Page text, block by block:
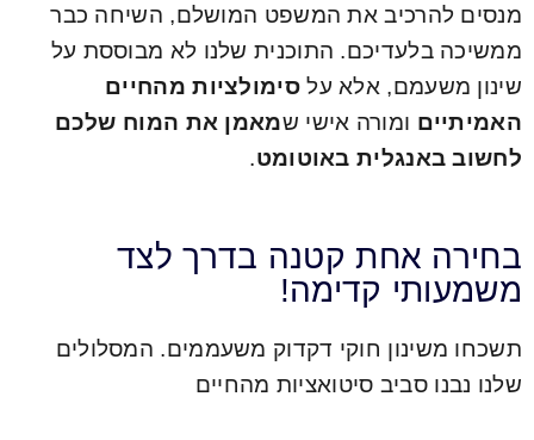
מנסים להרכיב את המשפט המושלם, השיחה כבר
ממשיכה בלעדיכם. התוכנית שלנו לא מבוססת על
שינון משעמם, אלא עלסימולציות מהחיים
האמיתיים ומורה אישי שמאמן את המוח שלכם
לחשוב באנגלית באוטומט.
בחירה אחת קטנה בדרך לצד
משמעותי קדימה!
תשכחו משינון חוקי דקדוק משעממים. המסלולים
שלנו נבנו סביב סיטואציות מהחיים